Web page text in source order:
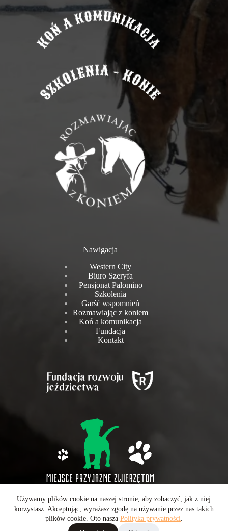
Używamy plików cookie na naszej stronie, aby zobaczyć, jak z niej
korzystasz. Akceptując, wyrażasz zgodę na używanie przez nas takich
plików cookie. Oto nasza Polityka prywatności.
Nawigacja
Western City
Biuro Szeryfa
Pensjonat Palomino
Szkolenia
Garść wspomnień
Rozmawiając z koniem
Koń a komunikacja
Fundacja
Kontakt
Wszelkie prawa zastrzeżone © 2026 - Operatorem strony jest
CarboMedia Sp. z o.o.